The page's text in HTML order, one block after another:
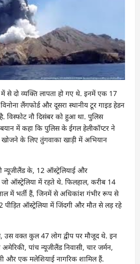
में से दो व्यक्ति लापता हो गए थे. इनमें एक 17
लैंगफोर्ड और दूसरा स्थानीय टूर गाइड हेडन
विस्फोट नौ दिसंबर को हुआ था. पुलिस
में कहा कि पुलिस के ईगल हेलीकॉप्टर ने
खोजने के लिए तुंगवाका खाड़ी में अभियान
न्यूजीलैंड के, 12 ऑस्ट्रेलियाई और
ऑस्ट्रेलिया में रहते थे. फिलहाल, करीब 14
में भर्ती हैं, जिनमें से अधिकांश गंभीर रूप से
ऑस्ट्रेलिया में जिंदगी और मौत से लड़ रहे
वक्त कुल 47 लोग द्वीप पर मौजूद थे. इन
पांच न्यूजीलैंड निवासी, चार जर्मन,
और एक मलेशियाई नागरिक शामिल हैं.